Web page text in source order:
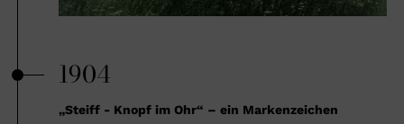
1904
„Steiff - Knopf im Ohr“ – ein Markenzeichen